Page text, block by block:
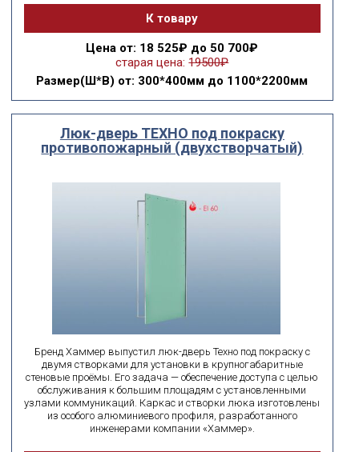
К товару
Цена от: 18 525₽ до 50 700₽
старая цена: 19500₽
Размер(Ш*В) от: 300*400мм до 1100*2200мм
Люк-дверь ТЕХНО под покраску
противопожарный (двухстворчатый)
Бренд Хаммер выпустил люк-дверь Техно под покраску с
двумя створками для установки в крупногабаритные
стеновые проёмы. Его задача — обеспечение доступа с целью
обслуживания к большим площадям с установленными
узлами коммуникаций. Каркас и створки люка изготовлены
из особого алюминиевого профиля, разработанного
инженерами компании «Хаммер».